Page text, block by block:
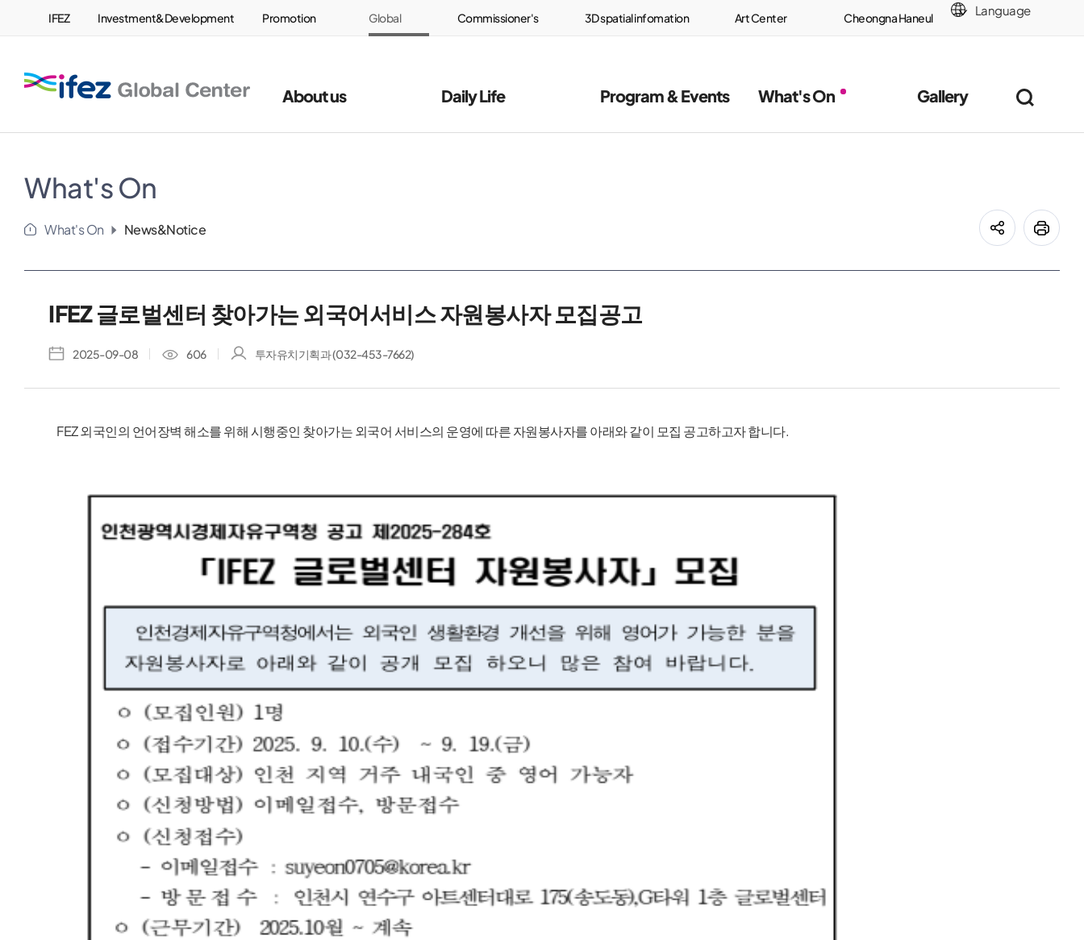
IFEZ Investment&Development Promotion Global Commissioner's 3D spatial infomation Art Center Cheongna Haneul Language
About us Daily Life Program & Events What's On Gallery
What's On
What's On News&Notice
공유하기
IFEZ 글로벌센터 찾아가는 외국어서비스 자원봉사자 모집공고
2025-09-08 606 투자유치기획과 (032-453-7662)
FEZ 외국인의 언어장벽 해소를 위해 시행중인 찾아가는 외국어 서비스의 운영에 따른 자원봉사자를 아래와 같이 모집 공고하고자 합니다.